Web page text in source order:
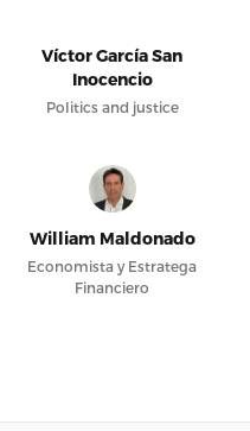
Víctor García San
Inocencio
Politics and justice
William Maldonado
Economista y Estratega
Financiero